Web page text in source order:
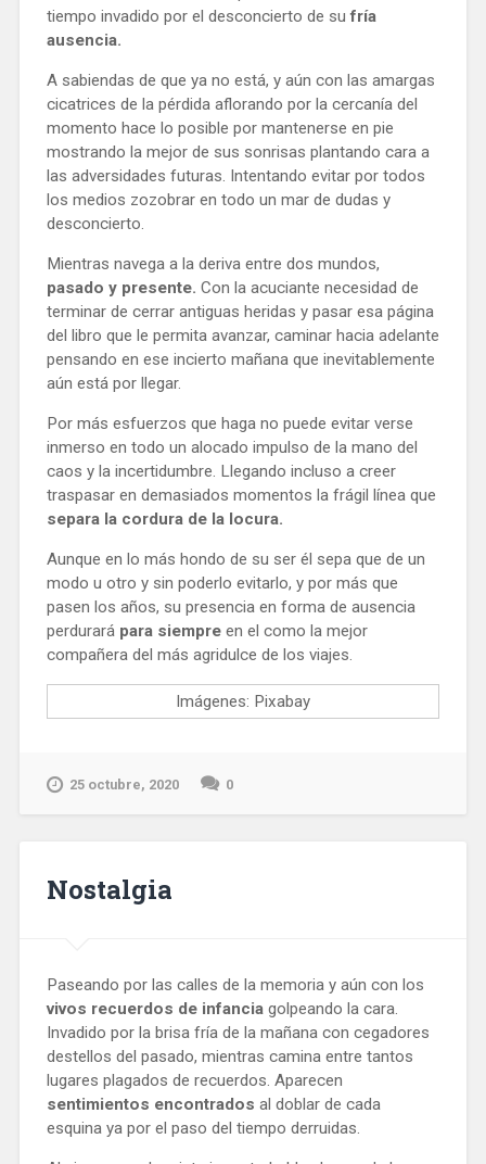
tiempo invadido por el desconcierto de sufría
ausencia.
A sabiendas de que ya no está, y aún con las amargas
cicatrices de la pérdida aflorando por la cercanía del
momento hace lo posible por mantenerse en pie
mostrando la mejor de sus sonrisas plantando cara a
las adversidades futuras. Intentando evitar por todos
los medios zozobrar en todo un mar de dudas y
desconcierto.
Mientras navega a la deriva entre dos mundos,
pasado y presente. Con la acuciante necesidad de
terminar de cerrar antiguas heridas y pasar esa página
del libro que le permita avanzar, caminar hacia adelante
pensando en ese incierto mañana que inevitablemente
aún está por llegar.
Por más esfuerzos que haga no puede evitar verse
inmerso en todo un alocado impulso de la mano del
caos y la incertidumbre. Llegando incluso a creer
traspasar en demasiados momentos la frágil línea que
separa la cordura de la locura.
Aunque en lo más hondo de su ser él sepa que de un
modo u otro y sin poderlo evitarlo, y por más que
pasen los años, su presencia en forma de ausencia
perdurará para siempreen el como la mejor
compañera del más agridulce de los viajes.
Imágenes: Pixabay
25 octubre, 2020 0
Nostalgia
Paseando por las calles de la memoria y aún con los
vivos recuerdos de infanciagolpeando la cara.
Invadido por la brisa fría de la mañana con cegadores
destellos del pasado, mientras camina entre tantos
lugares plagados de recuerdos. Aparecen
sentimientos encontrados al doblar de cada
esquina ya por el paso del tiempo derruidas.